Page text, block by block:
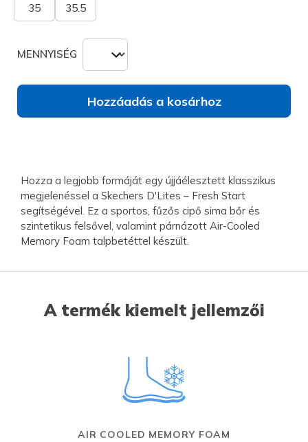
35 35.5
MENNYISÉG
Hozzáadás a kosárhoz
Hozza a legjobb formáját egy újjáélesztett klasszikus
megjelenéssel a Skechers D'Lites – Fresh Start
segítségével. Ez a sportos, fűzős cipő sima bőr és
szintetikus felsővel, valamint párnázott Air-Cooled
Memory Foam talpbetéttel készült.
A termék kiemelt jellemzői
AIR COOLED MEMORY FOAM